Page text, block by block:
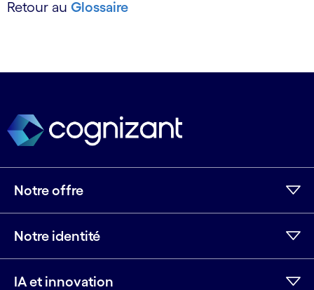
Retour au Glossaire
Notre offre
Notre identité
IA et innovation